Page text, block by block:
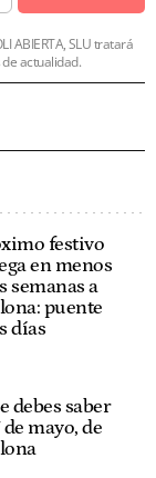
ABIERTA, SLU tratará
actualidad.
festivo
en menos
semanas a
puente
días
debes saber
de mayo, de